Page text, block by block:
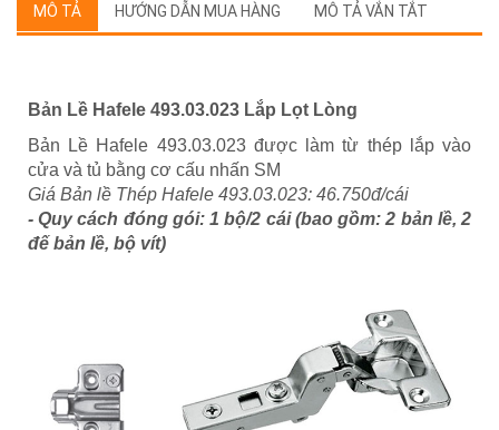
MÔ TẢ HƯỚNG DẪN MUA HÀNG MÔ TẢ VẮN TẮT
Bản Lề Hafele 493.03.023 Lắp Lọt Lòng
Bản Lề Hafele 493.03.023 được làm từ thép lắp vào
cửa và tủ bằng cơ cấu nhấn SM
Giá Bản lề Thép Hafele 493.03.023: 46.750đ/cái
- Quy cách đóng gói: 1 bộ/2 cái (bao gồm: 2 bản lề, 2
đế bản lề, bộ vít)